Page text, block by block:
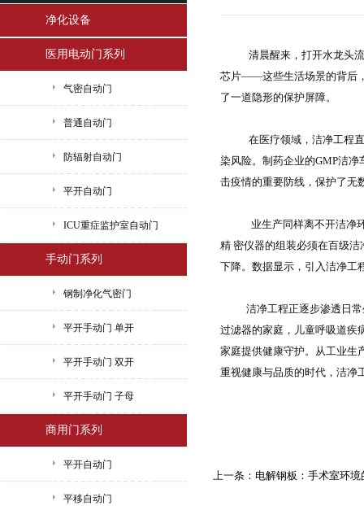
净化设备
医用电动门系列
气密自动门
普通自动门
防辐射自动门
平开自动门
ICU重症监护室自动门
手动门系列
钢制净化气密门
平开手动门 单开
平开手动门 双开
平开手动门 子母
商用门系列
平开自动门
平移自动门
清晨醒来，打开水龙头
芯片——这些生活场景的背后
了一道隐形的保护屏障。
在医疗领域，洁净工程
染风险。制药企业的GMP洁
击疫情的重要防线，保护了无
业生产同样离不开洁净
精 密仪器的组装必须在百级
下降。数据显示，引入洁净工
洁净工程正逐步渗透日
过滤器的家庭，儿童呼吸道疾
家庭提供健康守护。从工业生
重视健康与品质的时代，洁净
上一条： 电解钢板：手术室环